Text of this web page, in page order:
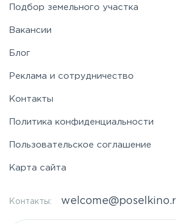
Подбор земельного участка
Вакансии
Блог
Реклама и сотрудничество
Контакты
Политика конфиденциальности
Пользовательское соглашение
Карта сайта
Контакты: